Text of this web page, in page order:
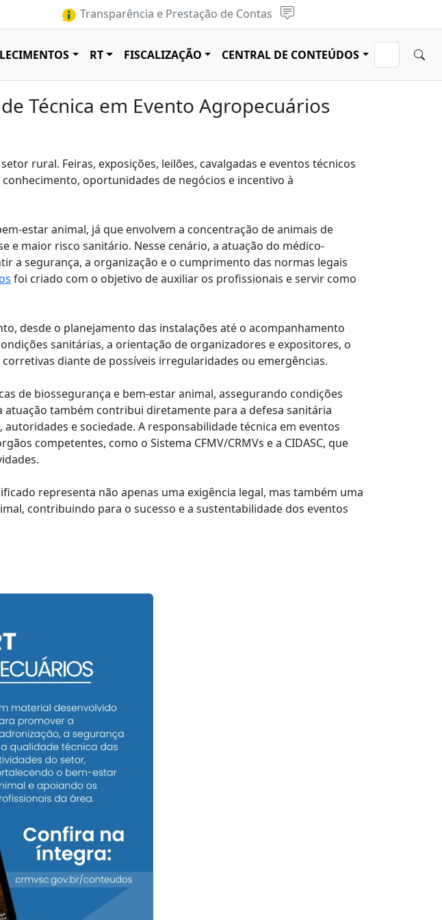
Transparência e Prestação de Contas
RT FISCALIZAÇÃO CENTRAL DE CONTEÚDOS
Técnica em Evento Agropecuários
rural. Feiras, exposições, leilões, cavalgadas e eventos técnicos
oportunidades de negócios e incentivo à
estar animal, já que envolvem a concentração de animais de
maior risco sanitário. Nesse cenário, a atuação do médico-
a segurança, a organização e o cumprimento das normas legais
foi criado com o objetivo de auxiliar os profissionais e servir como
desde o planejamento das instalações até o acompanhamento
sanitárias, a orientação de organizadores e expositores, o
diante de possíveis irregularidades ou emergências.
de biossegurança e bem-estar animal, assegurando condições
também contribui diretamente para a defesa sanitária
e sociedade. A responsabilidade técnica em eventos
competentes, como o Sistema CFMV/CRMVs e a CIDASC, que
representa não apenas uma exigência legal, mas também uma
contribuindo para o sucesso e a sustentabilidade dos eventos